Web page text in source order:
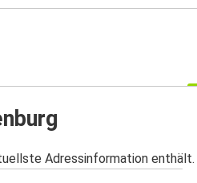
Adressinformation enthält.